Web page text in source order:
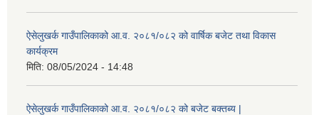
ऐसेलुखर्क गाउँपालिकाको आ.व. २०८१/०८२ को वार्षिक बजेट तथा विकास
कार्यक्रम
मिति: 08/05/2024 - 14:48
ऐसेलुखर्क गाउँपालिकाको आ.व. २०८१/०८२ को बजेट बक्तब्य |